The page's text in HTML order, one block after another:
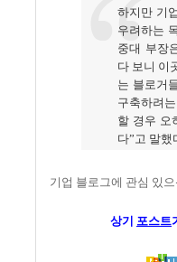
하지만 기
우려하는
중대 부장
다 보니 이
는 블로거
구축하려
할 경우 오
다”고 말했
기업 블로그에 관심 있
상기 포스트